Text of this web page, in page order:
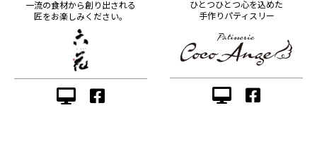
一流の食材から創り出される
匠をお楽しみください。
ひとつひとつ心を込めた
手作りパティスリー